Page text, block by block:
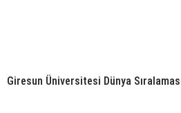
Giresun Üniversitesi Dünya